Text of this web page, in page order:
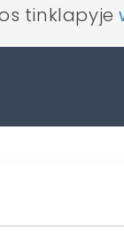
tinklapyje